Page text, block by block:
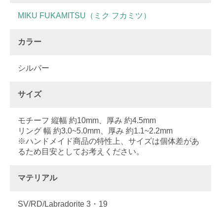
MIKU FUKAMITSU（ミク フカミツ）
カラー
シルバー
サイズ
モチーフ 縦幅 約10mm、厚み 約4.5mm
リング 幅 約3.0~5.0mm、厚み 約1.1~2.2mm
※ハンドメイド商品の特性上、サイズは個体差があ
るため目安としてお考えください。
マテリアル
SV/RD/Labradorite 3・19